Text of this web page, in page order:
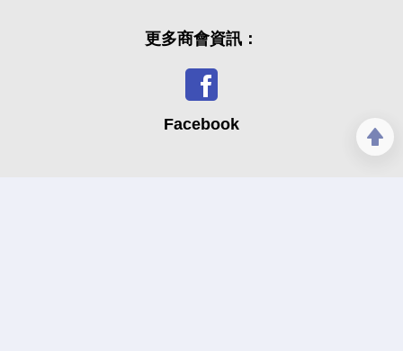
更多商會資訊：
Facebook